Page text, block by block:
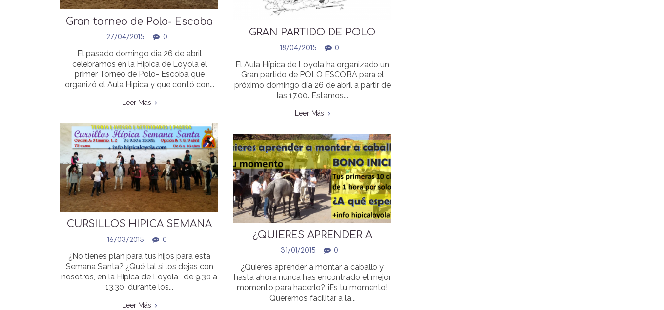
Gran torneo de Polo- Escoba
en la Hipica de Loyola
27/04/2015 0
El pasado domingo dia 26 de abril
celebramos en la Hipica de Loyola el
primer Torneo de Polo- Escoba que
organizó el Aula Hipica y que contó con...
Leer Más
GRAN PARTIDO DE POLO
ESCOBA EL PROXIMO 26 DE
18/04/2015 0
El Aula Hípica de Loyola ha organizado un
Gran partido de POLO ESCOBA para el
próximo domingo día 26 de abril a partir de
las 17.00. Estamos...
Leer Más
CURSILLOS HIPICA SEMANA
SANTA 2015
16/03/2015 0
¿No tienes plan para tus hijos para esta
Semana Santa? ¿Qué tal si los dejas con
nosotros, en la Hipica de Loyola, de 9.30 a
13.30 durante los...
Leer Más
¿QUIERES APRENDER A
MONTAR A CABALLO? ¡ES TU
31/01/2015 0
¿Quieres aprender a montar a caballo y
hasta ahora nunca has encontrado el mejor
momento para hacerlo? ¡Es tu momento!
Queremos facilitar a la...